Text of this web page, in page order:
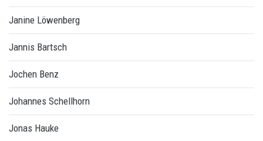
Janine Löwenberg
Jannis Bartsch
Jochen Benz
Johannes Schellhorn
Jonas Hauke